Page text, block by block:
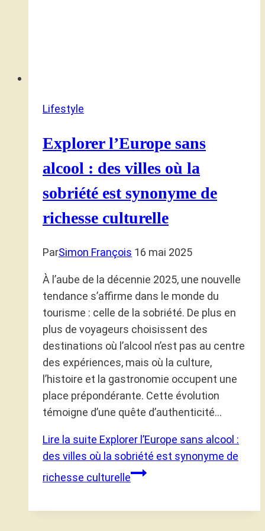
Lifestyle
Explorer l’Europe sans
alcool : des villes où la
sobriété est synonyme de
richesse culturelle
ParSimon François 16 mai 2025
À l’aube de la décennie 2025, une nouvelle
tendance s’affirme dans le monde du
tourisme : celle de la sobriété. De plus en
plus de voyageurs choisissent des
destinations où l’alcool n’est pas au centre
des expériences, mais où la culture,
l’histoire et la gastronomie occupent une
place prépondérante. Cette évolution
témoigne d’une quête d’authenticité…
Lire la suite Explorer l’Europe sans alcool :
des villes où la sobriété est synonyme de
richesse culturelle